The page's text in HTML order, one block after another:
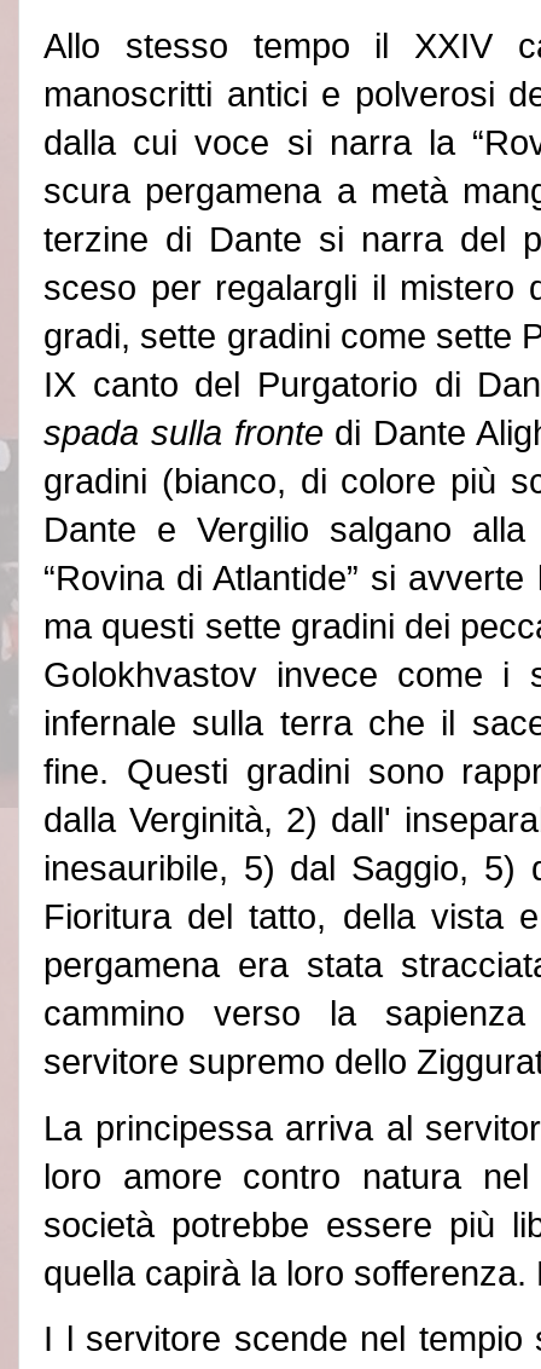
Allo stesso tempo il XXIV
manoscritti antici e polverosi
dalla cui voce si narra la “
scura pergamena a metà
terzine di Dante si narra del
sceso per regalargli il mistero
gradi, sette gradini come sette
IX canto del Purgatorio di
spada sulla fronte di Dante
gradini (bianco, di colore più
Dante e Vergilio salgano
“Rovina di Atlantide” si avverte
ma questi sette gradini dei
Golokhvastov invece come i
infernale sulla terra che il
fine. Questi gradini sono
dalla Verginità, 2) dall'
inesauribile, 5) dal Saggio, 5)
Fioritura del tatto, della vista
pergamena era stata
cammino verso la
servitore supremo dello
La principessa arriva al
loro amore contro natura
società potrebbe essere più
quella capirà la loro sofferenza.
I l servitore scende nel